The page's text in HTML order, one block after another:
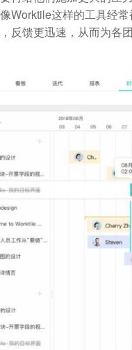
Worktile这样的工具经
反馈更迅速，从而为各